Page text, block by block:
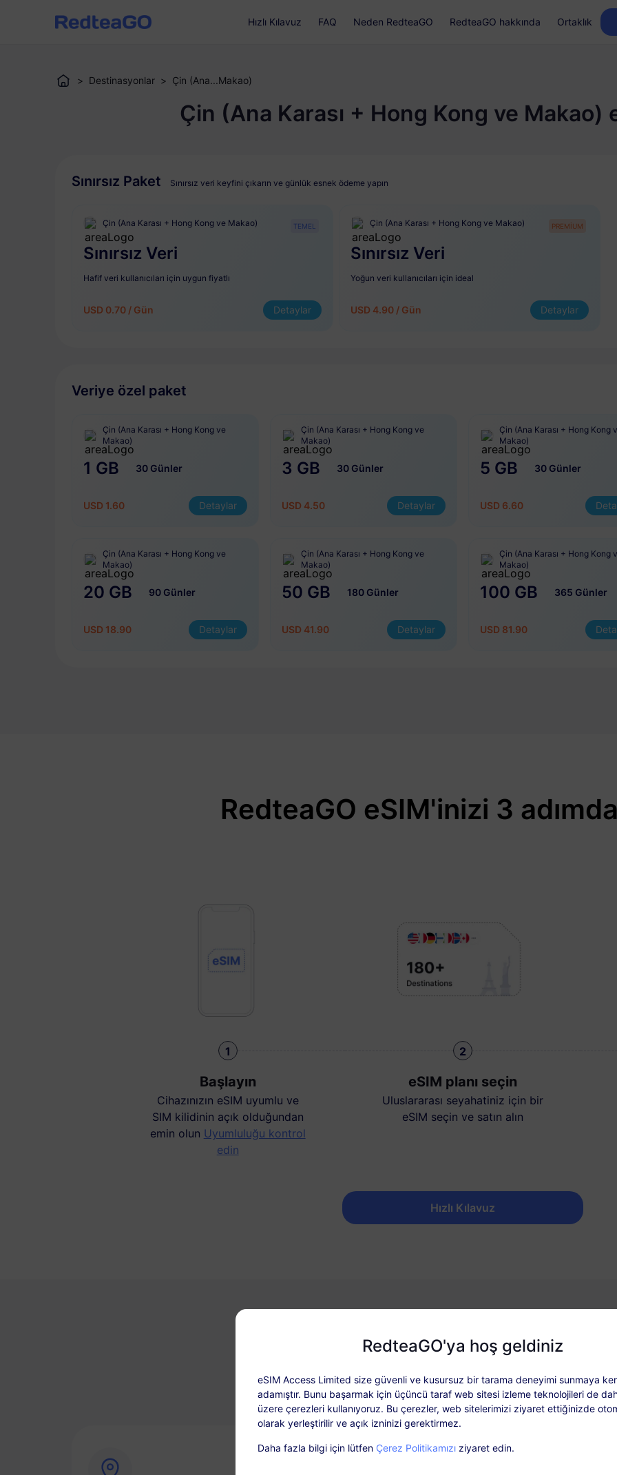
Hızlı Kılavuz FAQ Neden RedteaGO RedteaGO hakkında Ortaklık
> Destinasyonlar > Çin (Ana...Makao)
Çin (Ana Karası + Hong Kong ve Makao)
Sınırsız Paket Sınırsız veri keyfini çıkarın ve günlük esnek ödeme yapın
Çin (Ana Karası + Hong Kong ve Makao)
Sınırsız Veri
Hafif veri kullanıcıları için uygun fiyatlı
USD 0.70 / Gün Detaylar
TEMEL Çin (Ana Karası + Hong Kong ve Makao)
Sınırsız Veri
Yoğun veri kullanıcıları için ideal
USD 4.90 / Gün Detaylar
PREMİUM
Veriye özel paket
Çin (Ana Karası + Hong Kong ve
Makao)
1 GB 30 Günler
USD 1.60 Detaylar
Çin (Ana Karası + Hong Kong ve
Makao)
3 GB 30 Günler
USD 4.50 Detaylar
Çin (Ana Karası + Hong Kong
Makao)
5 GB 30 Günler
USD 6.60
Çin (Ana Karası + Hong Kong ve
Makao)
20 GB 90 Günler
USD 18.90 Detaylar
Çin (Ana Karası + Hong Kong ve
Makao)
50 GB 180 Günler
USD 41.90 Detaylar
Çin (Ana Karası + Hong Kong
Makao)
100 GB 365 Günler
USD 81.90
RedteaGO eSIM'inizi 3
1
Başlayın
Cihazınızın eSIM uyumlu ve
SIM kilidinin açık olduğundan
emin olun Uyumluluğu kontrol
edin
2
eSIM planı seçin
Uluslararası seyahatiniz için bir
eSIM seçin ve satın alın
Hızlı Kılavuz
Neden RedteaGO eSIM?
RedteaGO'ya hoş geldiniz
eSIM Access Limited size güvenli ve kusursuz bir tarama deneyimi sunmaya
adamıştır. Bunu başarmak için üçüncü taraf web sitesi izleme teknolojileri de
üzere çerezleri kullanıyoruz. Bu çerezler, web sitelerimizi ziyaret ettiğinizde
olarak yerleştirilir ve açık izninizi gerektirmez.
Daha fazla bilgi için lütfen Çerez Politikamızı ziyaret edin.